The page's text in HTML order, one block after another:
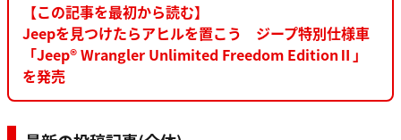
【この記事を最初から読む】
Jeepを見つけたらアヒルを置こう ジープ特別仕様車
「Jeep® Wrangler Unlimited Freedom EditionⅡ」
を発売